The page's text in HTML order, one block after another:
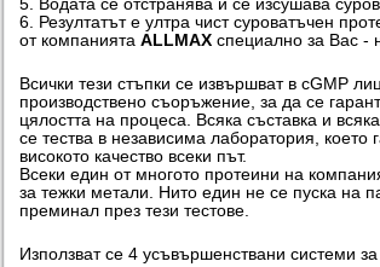
5. Водата се отстранява и се изсушава
6. Резултатът е ултра чист суроватъчен
от компанията ALLMAX специално за Вас -
Всички тези стъпки се извършват в cGMP
производствено съоръжение, за да се
цялостта на процеса. Всяка съставка и
се тества в независима лаборатория, което
високото качество всеки път.
Всеки един от многото протеини на
за тежки метали. Нито един не се пуска на
преминал през тези тестове.
Използват се 4 усъвършенствани системи за